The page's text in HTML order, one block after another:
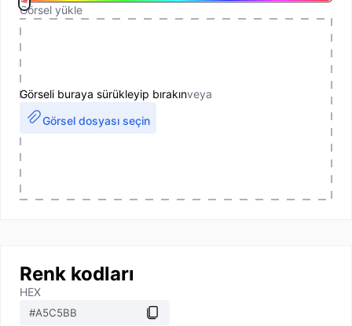
Görsel yükle
Görseli buraya sürükleyip bırakınveya
Görsel dosyası seçin
Renk kodları
HEX